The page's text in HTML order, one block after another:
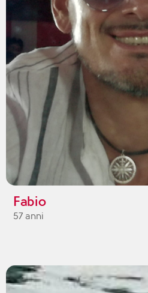
Fabio
57 anni